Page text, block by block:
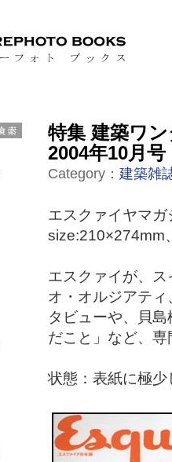
特集 建築ワ
2004年10月号
Category： 建築雑
エスクァイヤマ
size:210×274mm
エスクァイが、
オ・オルジアテ
タビューや、貝
だこと」など、
状態：表紙に極